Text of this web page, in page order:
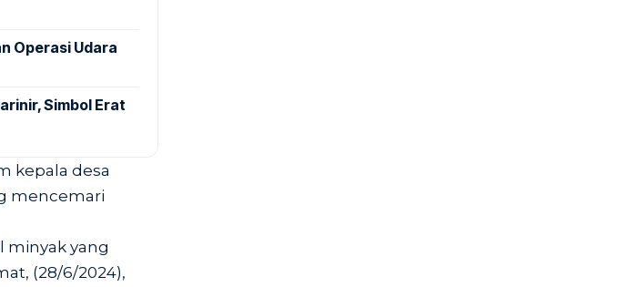
Operasi Udara
Simbol Erat
kepala desa
mencemari
yang
(28/6/2024),